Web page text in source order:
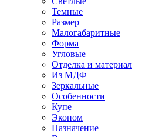
Темные
Размер
Малогабаритные
Форма
Угловые
Отделка и материал
Из МДФ
Зеркальные
Особенности
Купе
Эконом
Назначение